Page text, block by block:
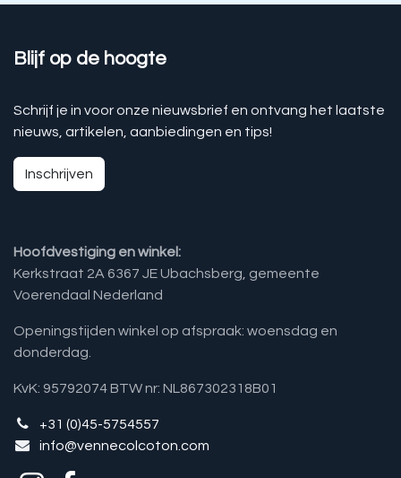
Blijf op de hoogte
Schrijf je in voor onze nieuwsbrief en ontvang het laatste
nieuws, artikelen, aanbiedingen en tips!
Inschrijven
Hoofdvestiging en winkel:
Kerkstraat 2A 6367 JE Ubachsberg, gemeente
Voerendaal Nederland
Openingstijden winkel op afspraak: woensdag en
donderdag.
KvK: 95792074 BTW nr: NL867302318B01
+31 (0)45-5754557
info@vennecolcoton.com